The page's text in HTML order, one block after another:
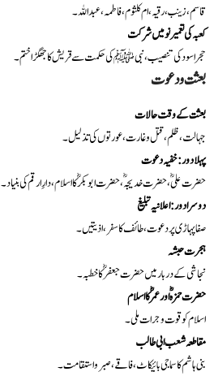
قاسم، زینب، رقیہ، ام کلثوم، فاطمہ، عبد اللہ۔
کعبہ کی تعمیر نو میں شرکت
حجر اسود کی تنصیب، نبی ﷺ کی حکمت سے قریش کا جھگڑا ختم۔
بعثت و دعوت
بعثت کے وقت حالات
جہالت، ظلم، قتل و غارت، عورتوں کی تذلیل۔
پہلا دور: خفیہ دعوت
حضرت علیؓ، حضرت خدیجہؓ، حضرت ابوبکرؓ کا اسلام، دارِ ارقم کی بنیاد۔
دوسرا دور: اعلانیہ تبلیغ
صفا پہاڑی پر دعوت، طائف کا سفر، اذیتیں۔
ہجرت حبشہ
نجاشی کے دربار میں حضرت جعفرؓ کا خطبہ۔
حضرت حمزہؓ اور عمرؓ کا اسلام
اسلام کو قوت و جرات ملی۔
مقاطعہ شعب ابی طالب
بنی ہاشم کا سماجی بائیکاٹ، فاقے، صبر و استقامت۔